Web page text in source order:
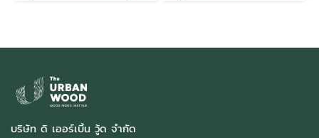
บริษัท ดิ เออร์เบิ้น วู้ด จำกัด